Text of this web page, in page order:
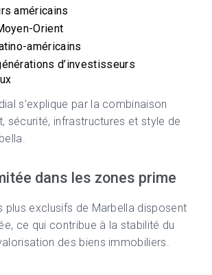
américains
Orient
américains
d’investisseurs
s’explique par la combinaison
sécurité, infrastructures et style de
dans les zones prime
plus exclusifs de Marbella disposent
ce qui contribue à la stabilité du
des biens immobiliers.